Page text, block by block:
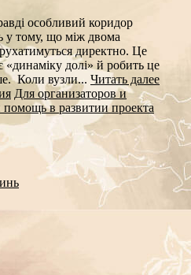
особливий коридор
у тому, що між двома
директно. Це
«динаміку долі» й робить це
Коли вузли... Читать далее
Для организаторов и
помощь в развитии проекта